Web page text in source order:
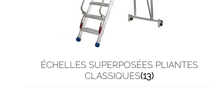
ÉCHELLES SUPERPOSÉES PLIANTES
CLASSIQUES(13)